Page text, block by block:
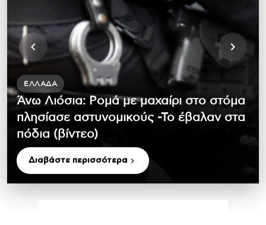
ΕΛΛΆΔΑ
Άνω Λιόσια: Ρομά με μαχαίρι στο στόμα
πλησίασε αστυνομικούς -Το έβαλαν στα
πόδια (βίντεο)
Διαβάστε περισσότερα